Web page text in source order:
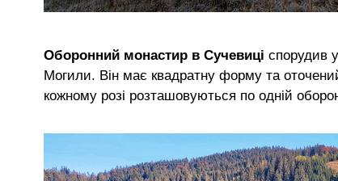
Оборонний монастир в Сучевиці спорудив
Могили. Він має квадратну форму та
кожному розі розташовуються по одній